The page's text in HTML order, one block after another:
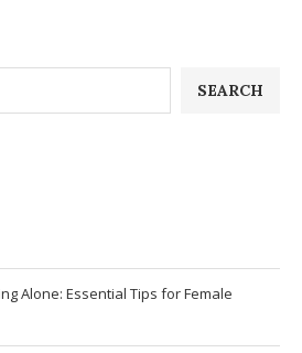
SEARCH
Alone: Essential Tips for Female